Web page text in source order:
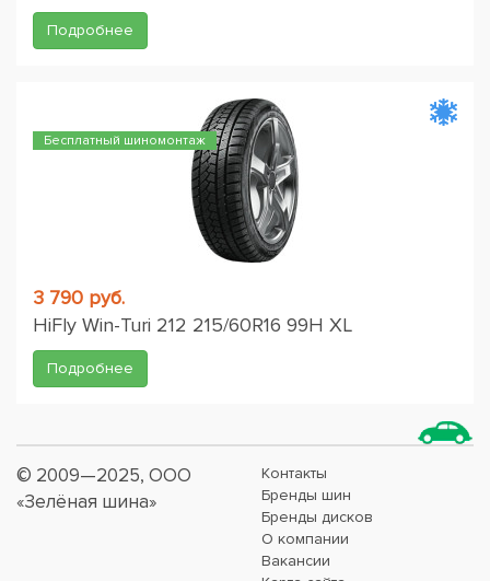
Подробнее
Бесплатный шиномонтаж
3 790 руб.
HiFly Win-Turi 212 215/60R16 99H XL
Подробнее
© 2009—2025, ООО
«Зелёная шина»
Контакты
Бренды шин
Бренды дисков
О компании
Вакансии